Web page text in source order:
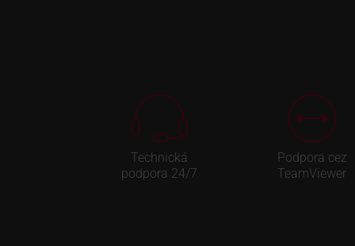
Technická
podpora 24/7
Podpora cez
TeamViewer